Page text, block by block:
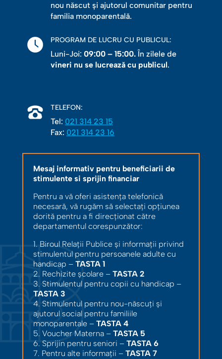
nou născut și ajutorul comunitar pentru
familia monoparentală.
PROGRAM DE LUCRU CU PUBLICUL:
Luni-Joi: 09:00 – 15:00.În zilele de
vineri nu se lucrează cu publicul.
TELEFON:
Tel: 021 314 23 15
Fax: 021 314 23 16
Mesaj informativ pentru beneficiarii de
stimulente si sprijin financiar
Pentru a vă oferi asistența telefonică
necesară, vă rugăm să selectați opțiunea
dorită pentru a fi direcționat către
departamentul corespunzător:
1. Biroul Relații Publice și informații privind
stimulentul pentru persoanele adulte cu
handicap – TASTA 1
2. Rechizite școlare – TASTA 2
3. Stimulentul pentru copii cu handicap –
TASTA 3
4. Stimulentul pentru nou-născuți și
ajutorul social pentru familiile
monoparentale – TASTA 4
5. Voucher Materna – TASTA 5
6. Sprijin pentru seniori – TASTA 6
7. Pentru alte informații – TASTA 7